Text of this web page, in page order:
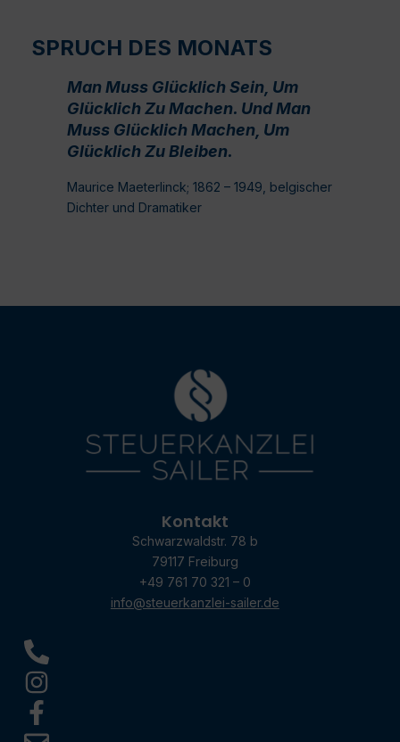
SPRUCH DES MONATS
Man Muss Glücklich Sein, Um
Glücklich Zu Machen. Und Man
Muss Glücklich Machen, Um
Glücklich Zu Bleiben.
Maurice Maeterlinck; 1862 – 1949, belgischer
Dichter und Dramatiker
Kontakt
Schwarzwaldstr. 78 b
79117 Freiburg
+49 761 70 321 – 0
info@steuerkanzlei-sailer.de